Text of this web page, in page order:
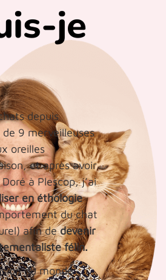
je
depuis
9 merveilleuses
oreilles
et après avoir
à Plescop, j’ai
en éthologie
du chat
afin dedevenir
félin.
du monde